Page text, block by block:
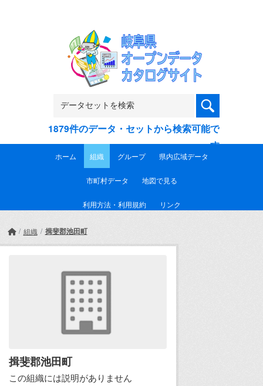
1879件のデータ・セットから検索可能で
す
ホーム 組織 グループ 県内広域データ
市町村データ 地図で見る
利用方法・利用規約 リンク
組織 揖斐郡池田町
揖斐郡池田町
この組織には説明がありません